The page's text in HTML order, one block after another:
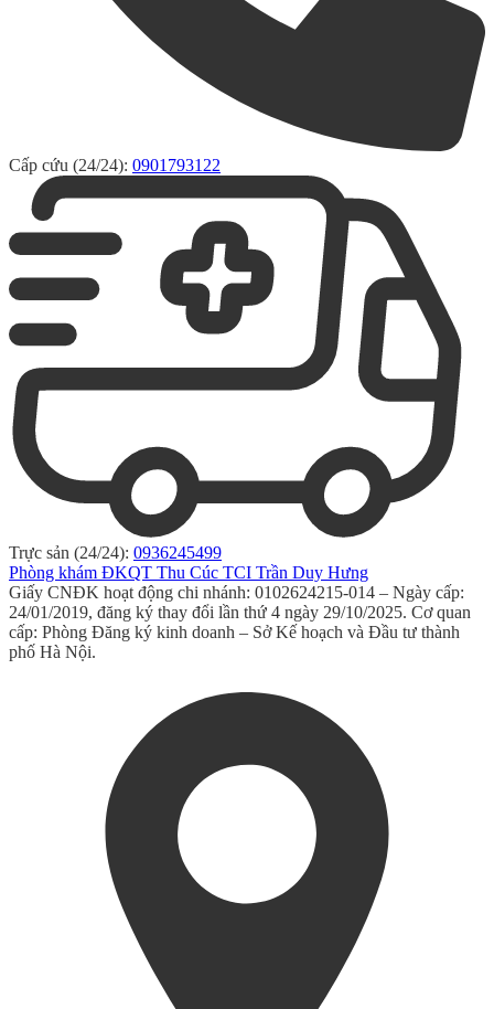
Cấp cứu (24/24): 0901793122
Trực sản (24/24): 0936245499
Phòng khám ĐKQT Thu Cúc TCI Trần Duy Hưng
Giấy CNĐK hoạt động chi nhánh: 0102624215-014 – Ngày cấp:
24/01/2019, đăng ký thay đổi lần thứ 4 ngày 29/10/2025. Cơ quan
cấp: Phòng Đăng ký kinh doanh – Sở Kế hoạch và Đầu tư thành
phố Hà Nội.